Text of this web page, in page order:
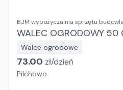
BJM wypożyczalnia sprzętu
WALEC
Walce ogrodowe
73.00 zł/dzień
Pilchowo